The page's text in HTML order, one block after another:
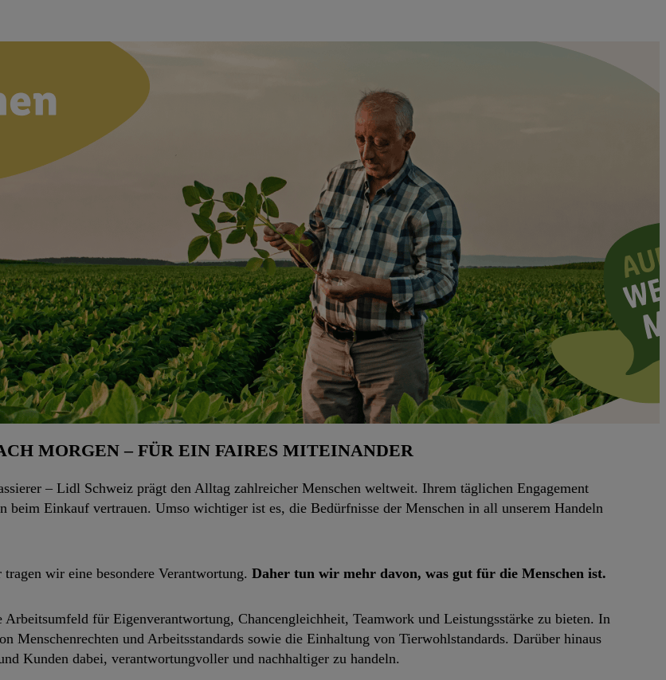
MORGEN – FÜR EIN FAIRES MITEINANDER
– Lidl Schweiz prägt den Alltag zahlreicher Menschen weltweit. Ihrem täglichen Engagement
Einkauf vertrauen. Umso wichtiger ist es, die Bedürfnisse der Menschen in all unserem Handeln
wir eine besondere Verantwortung. Daher tun wir mehr davon, was gut für die Menschen ist.
für Eigenverantwortung, Chancengleichheit, Teamwork und Leistungsstärke zu bieten. In
Menschenrechten und Arbeitsstandards sowie die Einhaltung von Tierwohlstandards. Darüber hinaus
Kunden dabei, verantwortungvoller und nachhaltiger zu handeln.